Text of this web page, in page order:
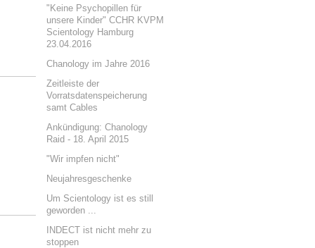
"Keine Psychopillen für
unsere Kinder" CCHR KVPM
Scientology Hamburg
23.04.2016
Chanology im Jahre 2016
Zeitleiste der
Vorratsdatenspeicherung
samt Cables
Ankündigung: Chanology
Raid - 18. April 2015
"Wir impfen nicht"
Neujahresgeschenke
Um Scientology ist es still
geworden ...
INDECT ist nicht mehr zu
stoppen